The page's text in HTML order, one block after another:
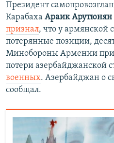
Президент
Карабаха Араик Арутюнян
признал, что у армянской
потерянные позиции,
Минобороны Армении при
потери азербайджанской
военных. Азербайджан о
сообщал.